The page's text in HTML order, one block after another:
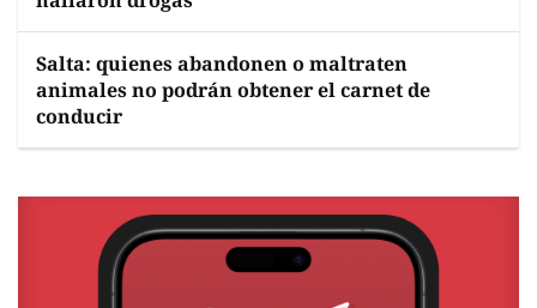
Salta: quienes abandonen o maltraten
animales no podrán obtener el carnet de
conducir